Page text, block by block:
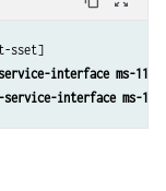
sset]
interface ms-11/
interface ms-11/